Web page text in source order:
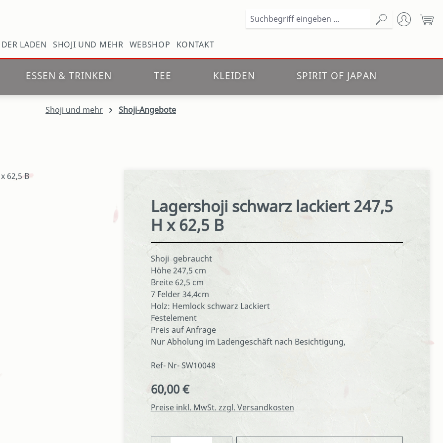
DER LADEN SHOJI UND MEHR WEBSHOP KONTAKT
ESSEN & TRINKEN TEE KLEIDEN SPIRIT OF JAPAN
Shoji und mehr Shoji-Angebote
Lagershoji schwarz lackiert 247,5
H x 62,5 B
Shoji gebraucht
Höhe 247,5 cm
Breite 62,5 cm
7 Felder 34,4cm
Holz: Hemlock schwarz Lackiert
Festelement
Preis auf Anfrage
Nur Abholung im Ladengeschäft nach Besichtigung,
Ref- Nr- SW10048
Regulärer Preis:
60,00 €
Preise inkl. MwSt. zzgl. Versandkosten